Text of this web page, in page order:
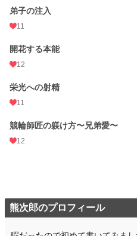
弟子の注入
11
開花する本能
12
栄光への射精
11
競輪師匠の躾け方〜兄弟愛〜
12
熊次郎のプロフィール